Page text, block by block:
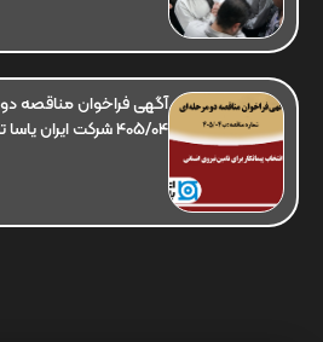
آگهی فراخوان مناقصه
405/04 شرکت ایران یاسا تایر و رابر